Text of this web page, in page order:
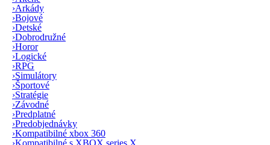
›Arkády
›Bojové
›Detské
›Dobrodružné
›Horor
›Logické
›RPG
›Simulátory
›Športové
›Stratégie
›Závodné
›Predplatné
›Predobjednávky
›Kompatibilné xbox 360
›Kompatibilné s XBOX series X